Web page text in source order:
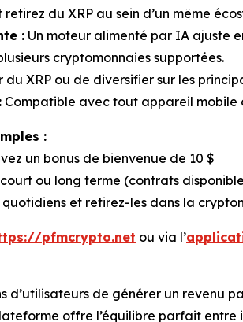
retirez du XRP au sein d’un même
: Un moteur alimenté par IA ajuste
cryptomonnaies supportées.
du XRP ou de diversifier sur les
Compatible avec tout appareil mobile
:
un bonus de bienvenue de 10 $
ou long terme (contrats
et retirez-les dans la
pfmcrypto.net ou via l’
d’utilisateurs de générer un
offre l’équilibre parfait